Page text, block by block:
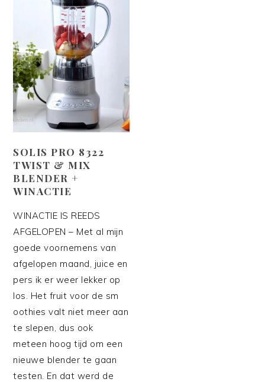
SOLIS PRO 8322
TWIST & MIX
BLENDER +
WINACTIE
WINACTIE IS REEDS
AFGELOPEN – Met al mijn
goede voornemens van
afgelopen maand, juice en
pers ik er weer lekker op
los. Het fruit voor de sm
oothies valt niet meer aan
te slepen, dus ook
meteen hoog tijd om een
nieuwe blender te gaan
testen. En dat werd de